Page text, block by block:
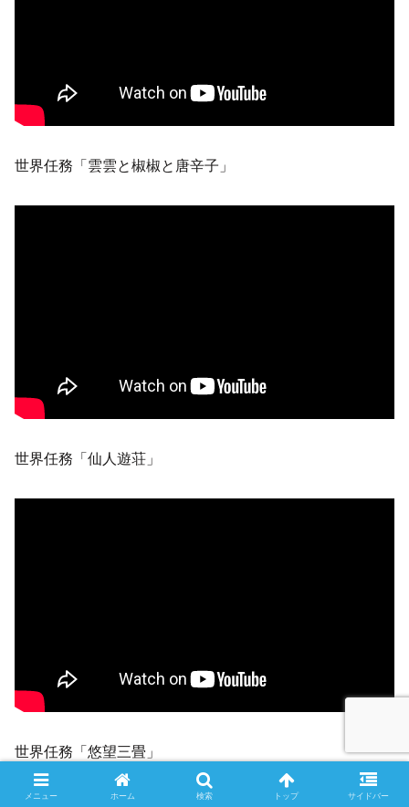
世界任務「雲雲と椒椒と唐辛子」
世界任務「仙人遊荘」
世界任務「悠望三畳」
メニュー ホーム 検索 トップ サイドバー